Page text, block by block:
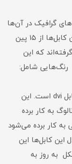
گرافیک در آن‌ها
استفاده خواهد شد می‌توان مشاهده کرد. این کابل‌ها از ۱۵ پین
که این
شامل:
کابل دیگری که آن را برایتان شرح می‌دهیم کابل dvi است. این
به کار برده
به کار برده می‌شود
این کابل‌ها این
به روز به